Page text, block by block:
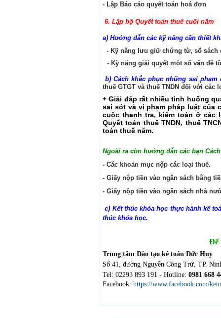
- Lập Báo cáo quyết toán hoá đơn
6. Lập bộ Quyết toán thuế cuối năm
a) Hướng dẫn các kỹ năng cần thiết
- Kỹ năng lưu giữ chứng từ, sổ sách
- Kỹ năng giải quyết một số vấn đề
b) Cách khắc phục những sai
thuế GTGT và thuế TNDN đối với các
+ Giải đáp rất nhiều tình huống
sai sót và vi phạm pháp luật của
cuộc thanh tra, kiểm toán ở các
Quyết toán thuế TNDN, thuế
toán thuế năm.
Ngoài ra còn hướng dẫn các bạn
- Các khoản mục nộp các loại thuế.
- Giấy nộp tiền vào ngân sách bằng
- Giấy nộp tiền vào ngân sách nhà
c) Kết thúc khóa học thực hành kế
thúc khóa học.
Để
Trung tâm Đào tạo kế toán Đức Huy
Số 41, đường Nguyễn Công Trứ, TP.
Tel: 02293 893 191 - Hotline: 0981 668
Facebook: https://www.facebook.com/